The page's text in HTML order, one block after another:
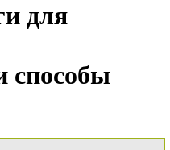
для
способы